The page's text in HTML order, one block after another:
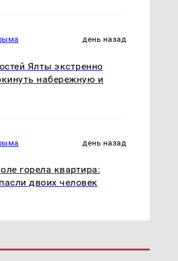
день назад
Ялты экстренно
набережную и
день назад
горела квартира:
двоих человек